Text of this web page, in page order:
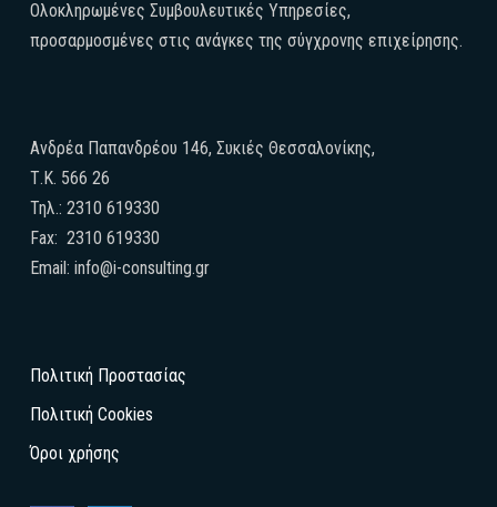
Ολοκληρωμένες Συμβουλευτικές Υπηρεσίες,
προσαρμοσμένες στις ανάγκες της σύγχρονης επιχείρησης.
Ανδρέα Παπανδρέου 146, Συκιές Θεσσαλονίκης,
Τ.Κ. 566 26
Τηλ.: 2310 619330
Fax: 2310 619330
Email: info@i-consulting.gr
Πολιτική Προστασίας
Πολιτική Cookies
Όροι χρήσης